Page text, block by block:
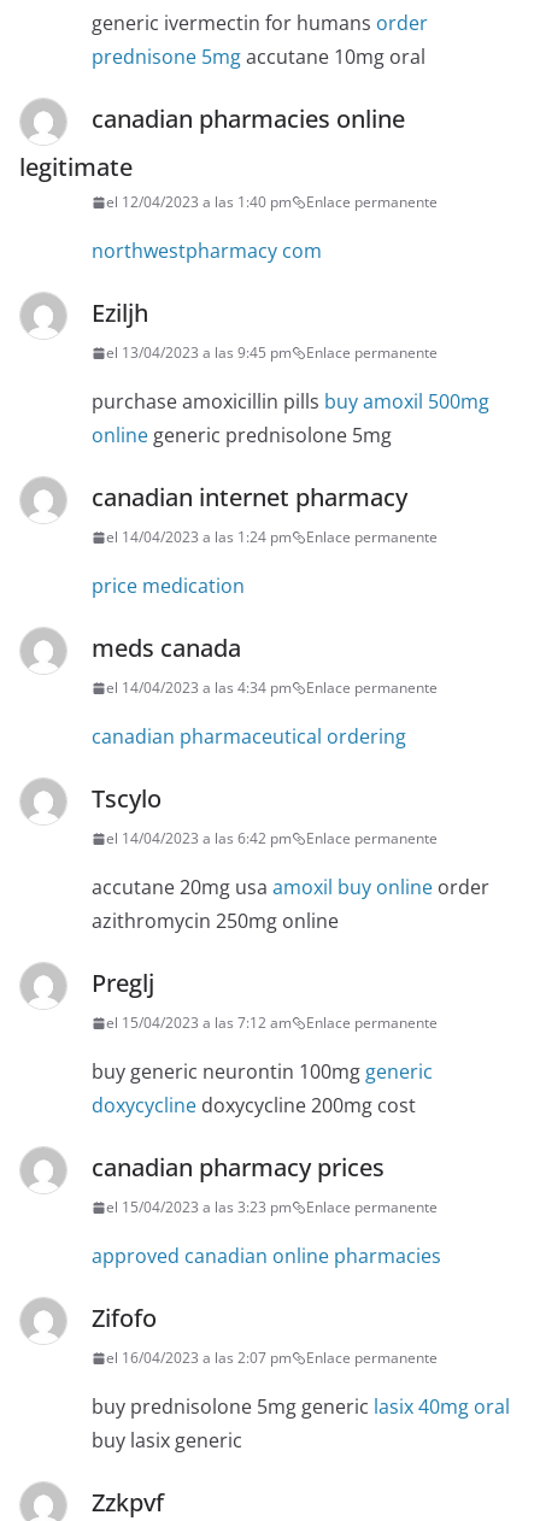
generic ivermectin for humans order
prednisone 5mgaccutane 10mg oral
canadian pharmacies online
legitimate
el 12/04/2023 a las 1:40 pm Enlace permanente
northwestpharmacy com
Eziljh
el 13/04/2023 a las 9:45 pm Enlace permanente
purchase amoxicillin pills buy amoxil 500mg
onlinegeneric prednisolone 5mg
canadian internet pharmacy
el 14/04/2023 a las 1:24 pm Enlace permanente
price medication
meds canada
el 14/04/2023 a las 4:34 pm Enlace permanente
canadian pharmaceutical ordering
Tscylo
el 14/04/2023 a las 6:42 pm Enlace permanente
accutane 20mg usa amoxil buy online order
azithromycin 250mg online
Preglj
el 15/04/2023 a las 7:12 am Enlace permanente
buy generic neurontin 100mggeneric
doxycycline doxycycline 200mg cost
canadian pharmacy prices
el 15/04/2023 a las 3:23 pm Enlace permanente
approved canadian online pharmacies
Zifofo
el 16/04/2023 a las 2:07 pm Enlace permanente
buy prednisolone 5mg generic lasix 40mg oral
buy lasix generic
Zzkpvf